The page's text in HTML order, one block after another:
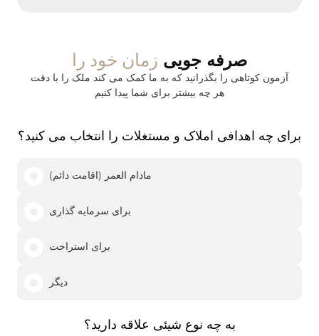
صرفه جویی زمان خود را
آزمون کوتاهی را بگذرانید که به ما کمک می کند ملک را با دقت
هر چه بیشتر برای شما پیدا کنیم
برای چه اهدافی املاک و مستغلات را انتخاب می کنید؟
مادام العمر (اقامت دائم)
برای سرمایه گذاری
برای استراحت
دیگر
به چه نوع شیئی علاقه دارید؟